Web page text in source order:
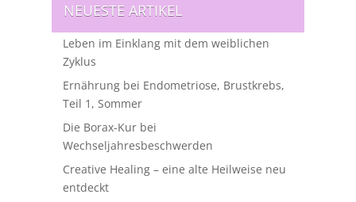
NEUESTE ARTIKEL
Leben im Einklang mit dem weiblichen
Zyklus
Ernährung bei Endometriose, Brustkrebs,
Teil 1, Sommer
Die Borax-Kur bei
Wechseljahresbeschwerden
Creative Healing – eine alte Heilweise neu
entdeckt